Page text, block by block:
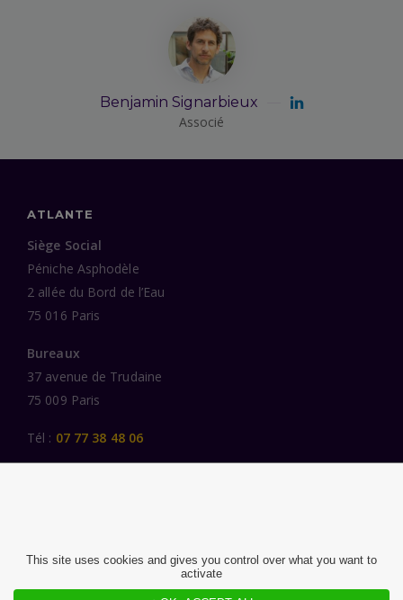
Benjamin Signarbieux
Associé
ATLANTE
Siège Social
Péniche Asphodèle
2 allée du Bord de l’Eau
75 016 Paris
Bureaux
37 avenue de Trudaine
75 009 Paris
Tél : 07 77 38 48 06
DES FEMMES ET DES HOMMES ENGAGÉS
This site uses cookies and gives you control over what you want to
activate